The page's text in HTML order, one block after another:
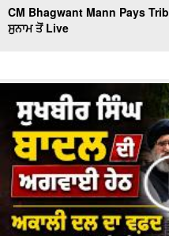
CM Bhagwant Mann Pays
ਸੁਨਾਮ ਤੋਂ Live